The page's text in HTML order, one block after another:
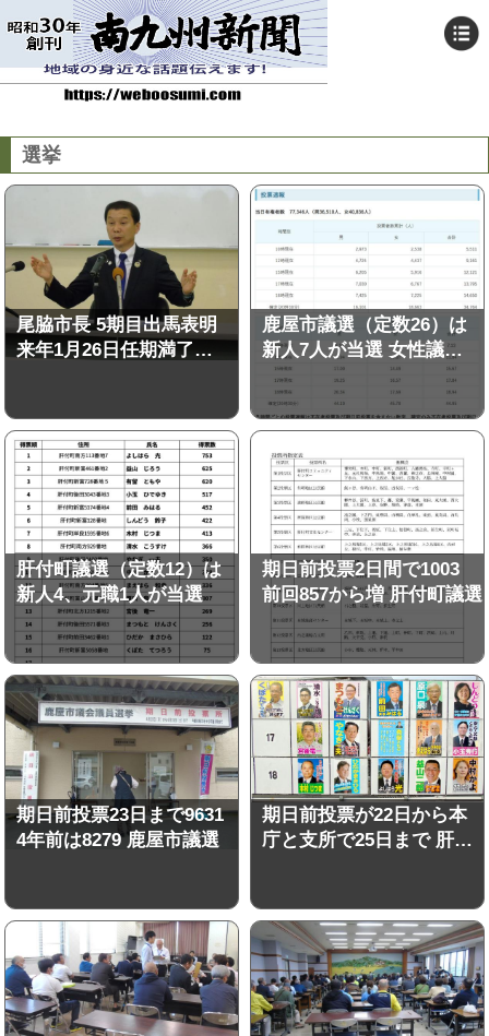
選挙
尾脇市長 5期目出馬表明
来年1月26日任期満了…
鹿屋市議選（定数26）は
新人7人が当選 女性議…
肝付町議選（定数12）は
新人4、元職1人が当選
期日前投票2日間で1003
前回857から増 肝付町議選
期日前投票23日まで9631
4年前は8279 鹿屋市議選
期日前投票が22日から本
庁と支所で25日まで 肝…